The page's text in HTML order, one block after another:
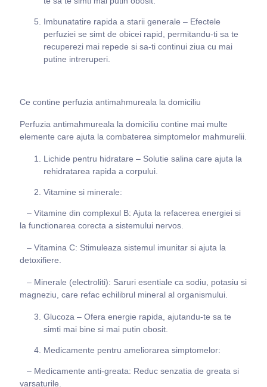
Imbunatatire rapida a starii generale – Efectele
perfuziei se simt de obicei rapid, permitandu-ti sa te
recuperezi mai repede si sa-ti continui ziua cu mai
putine intreruperi.
Ce contine perfuzia antimahmureala la domiciliu
Perfuzia antimahmureala la domiciliu contine mai multe
elemente care ajuta la combaterea simptomelor mahmurelii.
Lichide pentru hidratare – Solutie salina care ajuta la
rehidratarea rapida a corpului.
Vitamine si minerale:
– Vitamine din complexul B: Ajuta la refacerea energiei si
la functionarea corecta a sistemului nervos.
– Vitamina C: Stimuleaza sistemul imunitar si ajuta la
detoxifiere.
– Minerale (electroliti): Saruri esentiale ca sodiu, potasiu si
magneziu, care refac echilibrul mineral al organismului.
Glucoza – Ofera energie rapida, ajutandu-te sa te
simti mai bine si mai putin obosit.
Medicamente pentru ameliorarea simptomelor:
– Medicamente anti-greata: Reduc senzatia de greata si
varsaturile.